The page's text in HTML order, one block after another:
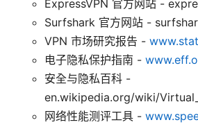
ExpressVPN 官方网站 -
Surfshark 官方网站 -
VPN 市场研究报告 -
电子隐私保护指南 -
安全与隐私百科 -
en.wikipedia.org/wiki/
网络性能测评工具 -